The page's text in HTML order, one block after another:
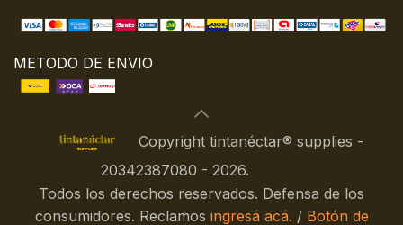
METODO DE ENVIO
Copyright tintanéctar® supplies -
20342387080 - 2026.
Todos los derechos reservados. Defensa de los
consumidores. Reclamos ingresá acá. / Botón de